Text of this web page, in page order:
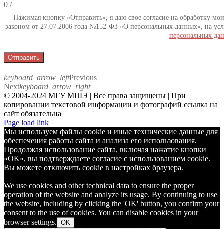
0 /
Нажимая кнопку «Отправить», я даю свое согласие на обработку
законом от 27.07.2006 года №152-ФЗ «О персональных данных», на
персональных
Отправить
keyboard_arrow_leftPrevious
Nextkeyboard_arrow_right
© 2004-2024 МГУ МШЭ | Все права защищены | При
копировании текстовой информации и фотографий ссылка на
сайт обязательна
Telegram
Page load link
Мы используем файлы cookie и иные технические данные для
обеспечения работы сайта и анализа его использования.
Продолжая использование сайта, включая нажатие кнопки
«OK», вы подтверждаете согласие с использованием cookie.
Вы можете отключить cookie в настройках браузера.
We use cookies and other technical data to ensure the proper
operation of the website and analyze its usage. By continuing to use
the website, including by clicking the 'OK' button, you confirm your
consent to the use of cookies. You can disable cookies in your
browser settings. OK